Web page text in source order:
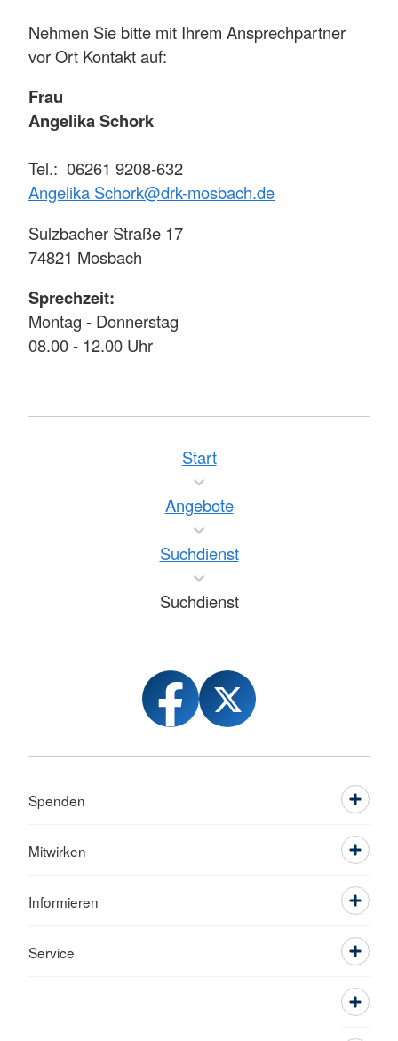
Nehmen Sie bitte mit Ihrem Ansprechpartner
vor Ort Kontakt auf:
Frau
Angelika Schork
Tel.: 06261 9208-632
Angelika Schork@drk-mosbach.de
Sulzbacher Straße 17
74821 Mosbach
Sprechzeit:
Montag - Donnerstag
08.00 - 12.00 Uhr
Start
Angebote
Suchdienst
Suchdienst
Spenden
Mitwirken
Informieren
Service